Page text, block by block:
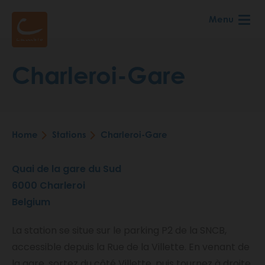
Menu
Charleroi-Gare
Home Stations Charleroi-Gare
Quai de la gare du Sud
6000 Charleroi
Belgium